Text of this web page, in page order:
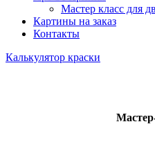
Мастер класс для
Картины на заказ
Контакты
Калькулятор краски